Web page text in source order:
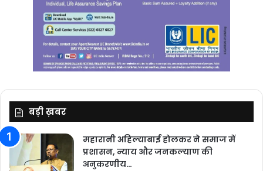
बड़ी ख़बर
महारानी अहिल्याबाई होलकर ने समाज में
प्रशासन, न्याय और जनकल्याण की
अनुकरणीय…